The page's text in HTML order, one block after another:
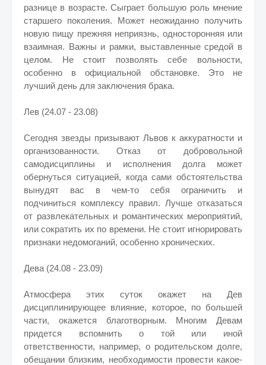
разнице в возрасте. Сыграет большую роль мнение
старшего поколения. Может неожиданно получить
новую пищу прежняя неприязнь, односторонняя или
взаимная. Важны и рамки, выставленные средой в
целом. Не стоит позволять себе вольности,
особенно в официальной обстановке. Это не
лучший день для заключения брака.
Лев (24.07 - 23.08)
Сегодня звезды призывают Львов к аккуратности и
организованности. Отказ от добровольной
самодисциплины и исполнения долга может
обернуться ситуацией, когда сами обстоятельства
вынудят вас в чем-то себя ограничить и
подчиниться комплексу правил. Лучше отказаться
от развлекательных и романтических мероприятий,
или сократить их по времени. Не стоит игнорировать
признаки недомоганий, особенно хронических.
Дева (24.08 - 23.09)
Атмосфера этих суток окажет на Дев
дисциплинирующее влияние, которое, по большей
части, окажется благотворным. Многим Девам
придется вспомнить о той или иной
ответственности, например, о родительском долге,
обещании близким, необходимости провести какое-